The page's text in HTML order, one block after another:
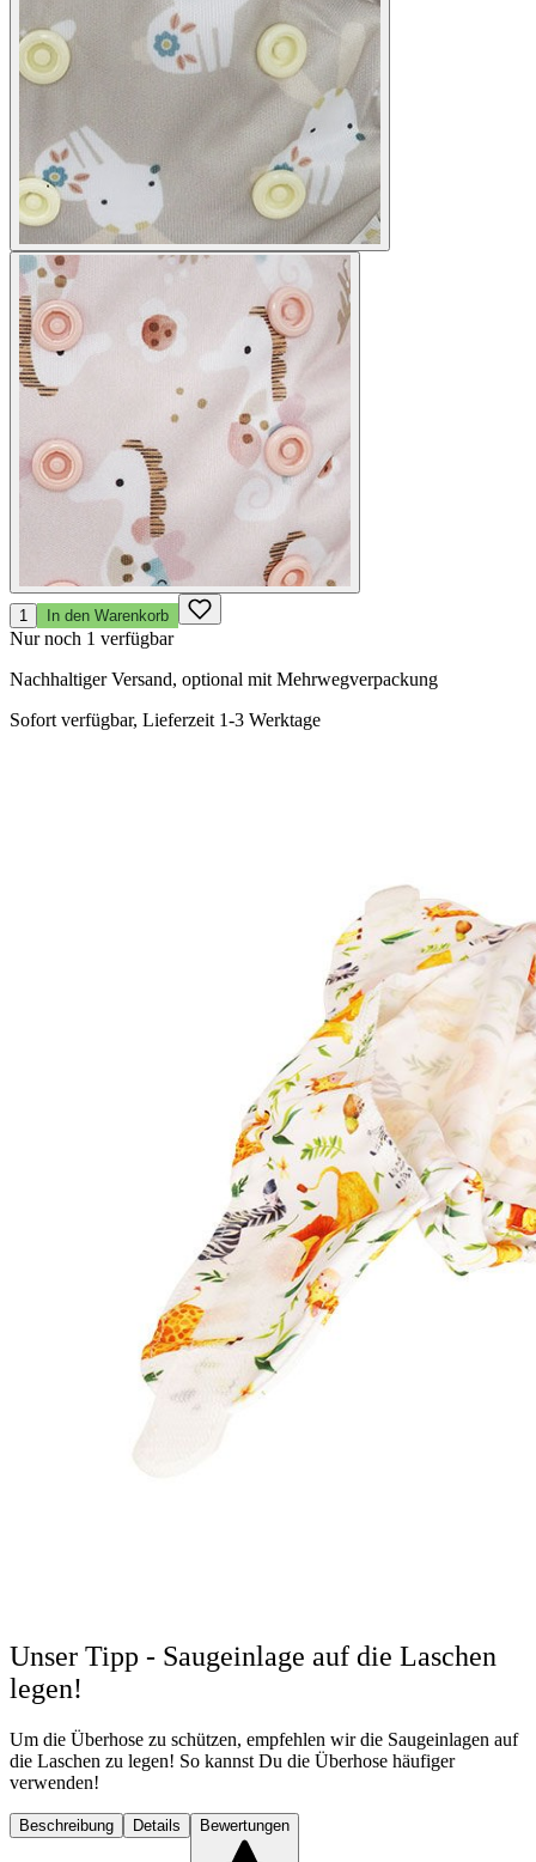
1 In den Warenkorb
Nur noch 1 verfügbar
Nachhaltiger Versand, optional mit Mehrwegverpackung
Sofort verfügbar, Lieferzeit 1-3 Werktage
Unser Tipp - Saugeinlage auf die Laschen
legen!
Um die Überhose zu schützen, empfehlen wir die Saugeinlagen auf
die Laschen zu legen! So kannst Du die Überhose häufiger
verwenden!
Beschreibung Details Bewertungen